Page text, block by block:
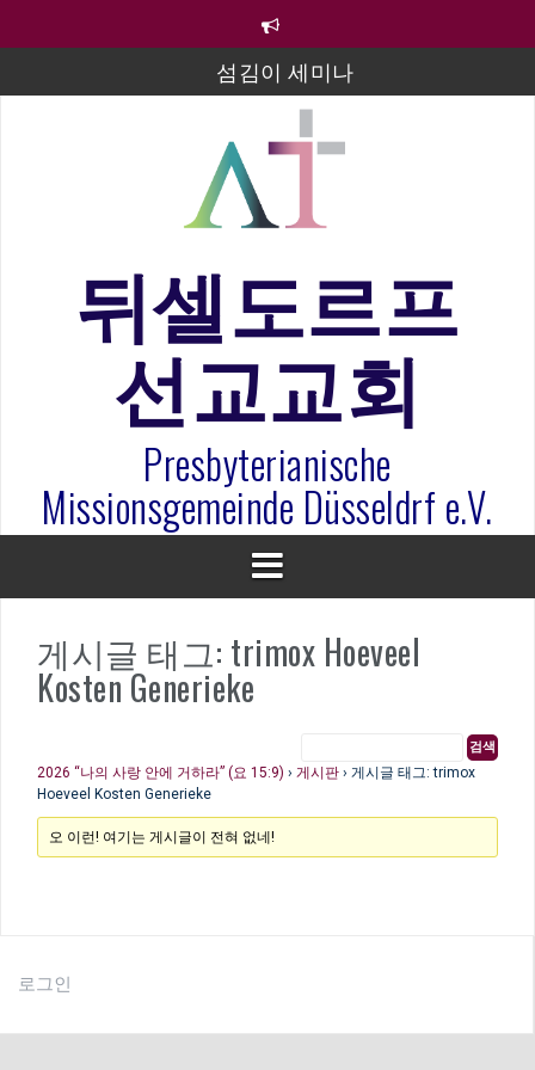
섬김이 세미나
김태희 자매 졸업연주
2023년 어린이 주일 유초등부 발표
라합3 나라 봉헌송
은퇴사-우선화 권사
20260322 주안에 가만히 머물기(요한복음 15:1-17) 손
훈목사
뒤셀도르프
선교교회
Presbyterianische
Missionsgemeinde Düsseldrf e.V.
게시글 태그: trimox Hoeveel
Kosten Generieke
2026 “나의 사랑 안에 거하라” (요 15:9) › 게시판 › 게시글 태그: trimox
Hoeveel Kosten Generieke
오 이런! 여기는 게시글이 전혀 없네!
로그인